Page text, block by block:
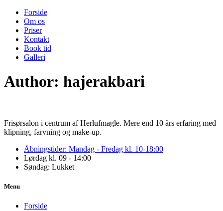
Forside
Om os
Priser
Kontakt
Book tid
Galleri
Author: hajerakbari
Frisørsalon i centrum af Herlufmagle. Mere end 10 års erfaring med
klipning, farvning og make-up.
Åbningstider: Mandag - Fredag kl. 10-18:00
Lørdag kl. 09 - 14:00
Søndag: Lukket
Menu
Forside